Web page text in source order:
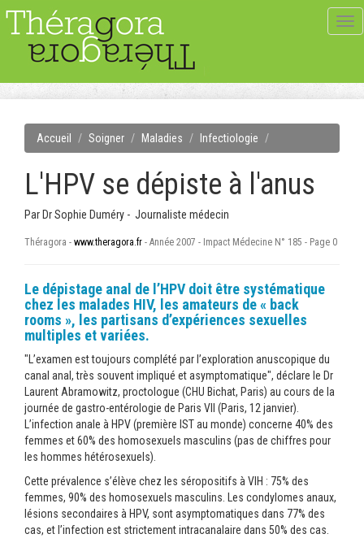
Accueil Soigner Maladies Infectiologie
L'HPV se dépiste à l'anus
Par Dr Sophie Duméry - Journaliste médecin
Théragora - www.theragora.fr - Année 2007 - Impact Médecine N° 185 - Page 0
Le dépistage anal de l’HPV doit être systématique
chez les malades HIV, les amateurs de « back
rooms », les partisans d’expériences sexuelles
multiples et variées.
"L’examen est toujours complété par l’exploration anuscopique du
canal anal, très souvent impliqué et asymptomatique", déclare le Dr
Laurent Abramowitz, proctologue (CHU Bichat, Paris) au cours de la
journée de gastro-entérologie de Paris VII (Paris, 12 janvier).
L’infection anale à HPV (première IST au monde) concerne 40% des
femmes et 60% des homosexuels masculins (pas de chiffres pour
les hommes hétérosexuels).
Cette prévalence s’élève chez les séropositifs à VIH : 75% des
femmes, 90% des homosexuels masculins. Les condylomes anaux,
lésions secondaires à HPV, sont asymptomatiques dans 77% des
cas, et l’infection est strictement intracanalaire dans 50% des cas.